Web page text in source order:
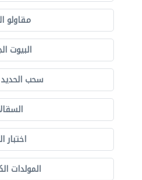
مقاولو
البيوت
سحب الحديد
اختبار
المولدات